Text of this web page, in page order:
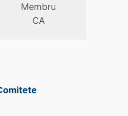
Membru
CA